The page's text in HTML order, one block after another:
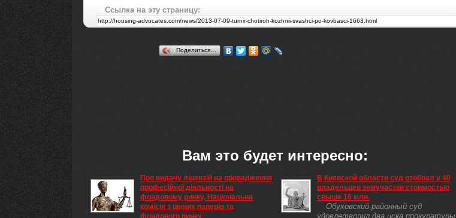
Ссылка на эту страницу:
Поделиться…
Вам это будет интересно:
Про видачу ліцензій на провадження
професійної діяльності на
фондовому ринку, Національна
комісія з цінних паперів та
фондового ринку
В Киевской области суд отобрал у 40
владельцев земучастки стоимостью
свыше 16 млн.
Обуховский районный суд
удовлетворил два иска прокуратуры